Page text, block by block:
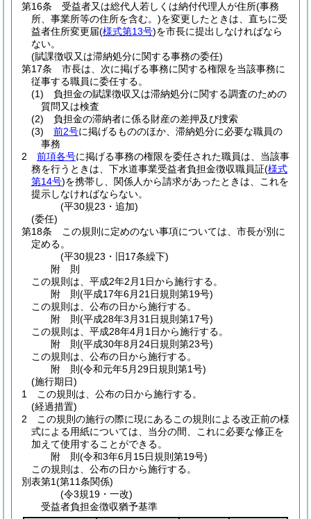
第16条
受益者又は総代人若しくは納付代理人が住所(事務
所、事業所等の住所を含む。)を変更したときは、直ちに受
益者住所変更届(様式第13号)を市長に提出しなければなら
ない。
(賦課徴収又は滞納処分に関する事務の委任)
第17条
市長は、次に掲げる事務に関する権限を当該事務に
従事する職員に委任する。
(1)
負担金の賦課徴収又は滞納処分に関する調査のための
質問又は検査
(2)
負担金の滞納者に係る財産の差押及び捜索
(3)
前2号に掲げるもののほか、滞納処分に必要な職員の
事務
2
前項各号に掲げる事務の権限を委任された職員は、当該事
務を行うときは、下水道事業受益者負担金徴収職員証(様式
第14号)を携帯し、関係人から請求があったときは、これを
提示しなければならない。
(平30規23・追加)
(委任)
第18条
この規則に定めのない事項については、市長が別に
定める。
(平30規23・旧17条繰下)
附 則
この規則は、平成2年2月1日から施行する。
附 則(平成17年6月21日規則第19号)
この規則は、公布の日から施行する。
附 則(平成28年3月31日規則第17号)
この規則は、平成28年4月1日から施行する。
附 則(平成30年8月24日規則第23号)
この規則は、公布の日から施行する。
附 則(令和元年5月29日規則第1号)
(施行期日)
1
この規則は、公布の日から施行する。
(経過措置)
2
この規則の施行の際に現にあるこの規則による改正前の様
式による用紙については、当分の間、これに必要な修正を
加えて使用することができる。
附 則(令和3年6月15日規則第19号)
この規則は、公布の日から施行する。
別表第1(第11条関係)
(令3規19・一改)
受益者負担金徴収猶予基準